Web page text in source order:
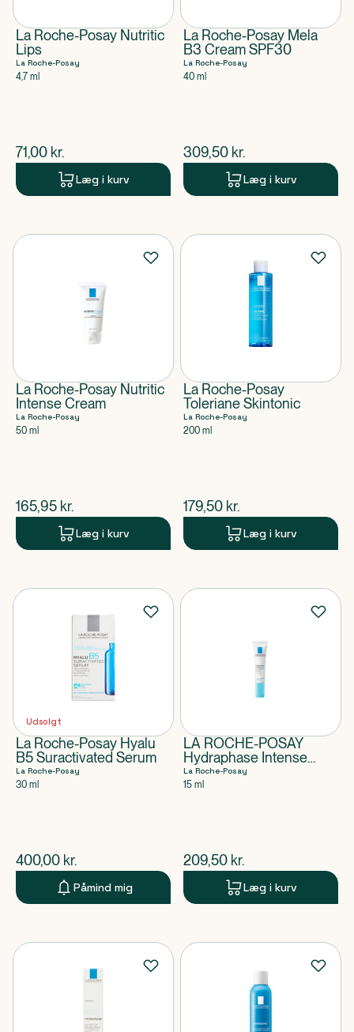
La Roche-Posay Nutritic
Lips
La Roche-Posay
4,7 ml
$nuværende pris
71,00 kr.
Læg i kurv
La Roche-Posay Mela
B3 Cream SPF30
La Roche-Posay
40 ml
$nuværende pris
309,50 kr.
Læg i kurv
La Roche-Posay Nutritic
Intense Cream
La Roche-Posay
50 ml
$nuværende pris
165,95 kr.
Læg i kurv
La Roche-Posay
Toleriane Skintonic
La Roche-Posay
200 ml
$nuværende pris
179,50 kr.
Læg i kurv
Udsolgt
La Roche-Posay Hyalu
B5 Suractivated Serum
La Roche-Posay
30 ml
$nuværende pris
400,00 kr.
Påmind mig
LA ROCHE-POSAY
Hydraphase Intense
Eyes
La Roche-Posay
15 ml
$nuværende pris
209,50 kr.
Læg i kurv